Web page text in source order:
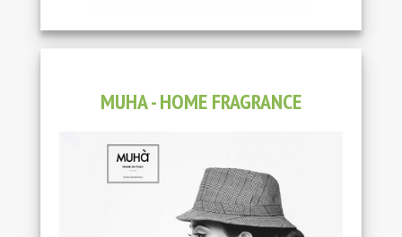
MUHA - HOME FRAGRANCE